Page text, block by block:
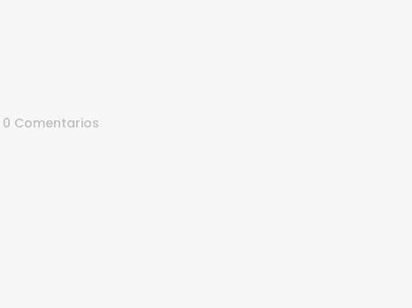
0 Comentarios